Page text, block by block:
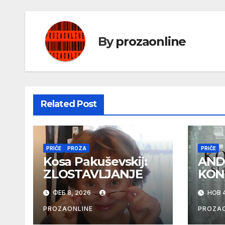
Byprozaonline
Related Post
PRIČE PROZA
Kosa Pakuševskij:
ZLOSTAVLJANJE
ФЕБ 8, 2026
PROZAONLINE
PRIČE
НОВ